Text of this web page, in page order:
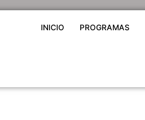
INICIO PROGRAMAS